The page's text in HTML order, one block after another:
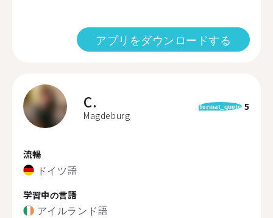
アプリをダウンロードする
C.
Magdeburg
format_quote 5
流暢
ドイツ語
学習中の言語
アイルランド語